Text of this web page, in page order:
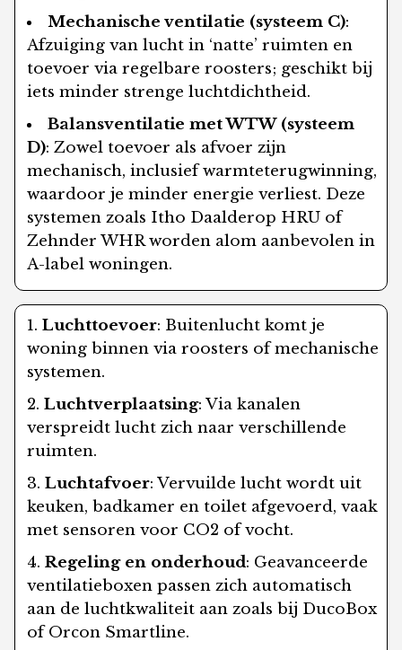
Mechanische ventilatie (systeem C):
Afzuiging van lucht in ‘natte’ ruimten en
toevoer via regelbare roosters; geschikt bij
iets minder strenge luchtdichtheid.
Balansventilatie met WTW (systeem
D): Zowel toevoer als afvoer zijn
mechanisch, inclusief warmteterugwinning,
waardoor je minder energie verliest. Deze
systemen zoals Itho Daalderop HRU of
Zehnder WHR worden alom aanbevolen in
A-label woningen.
Luchttoevoer: Buitenlucht komt je
woning binnen via roosters of mechanische
systemen.
Luchtverplaatsing: Via kanalen
verspreidt lucht zich naar verschillende
ruimten.
Luchtafvoer: Vervuilde lucht wordt uit
keuken, badkamer en toilet afgevoerd, vaak
met sensoren voor CO2 of vocht.
Regeling en onderhoud: Geavanceerde
ventilatieboxen passen zich automatisch
aan de luchtkwaliteit aan zoals bij DucoBox
of Orcon Smartline.